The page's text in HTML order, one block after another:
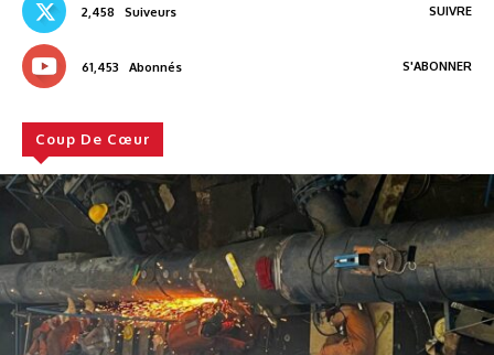
2,458 Suiveurs SUIVRE
61,453 Abonnés S'ABONNER
Coup De Cœur